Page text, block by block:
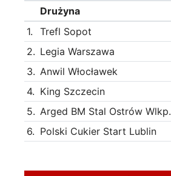
Drużyna
1.
Trefl Sopot
2. Legia Warszawa
3. Anwil Włocławek
4. King Szczecin
5. Arged BM Stal Ostrów Wlkp.
6. Polski Cukier Start Lublin